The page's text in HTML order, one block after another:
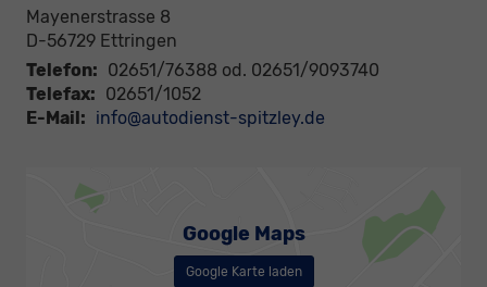
Mayenerstrasse 8
D-56729 Ettringen
Telefon: 02651/76388 od. 02651/9093740
Telefax: 02651/1052
E-Mail: info@autodienst-spitzley.de
Google Maps
Google Karte laden